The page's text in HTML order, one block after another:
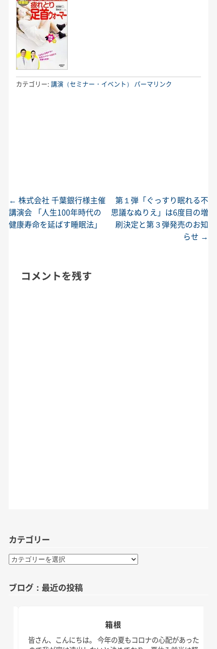
カテゴリー: 講演（セミナー・イベント） パーマリンク
投稿ナビゲーション
← 株式会社 千葉銀行様主催
講演会 「人生100年時代の
健康寿命を延ばす睡眠法」
第１弾「ぐっすり眠れる不
思議なぬりえ」は6度目の増
刷決定と第３弾発売のお知
らせ →
コメントを残す
カテゴリー
カ
テ
リ
ブログ：最近の投稿
箱根
皆さん、こんにちは。 今年の夏もコロナの心配があった